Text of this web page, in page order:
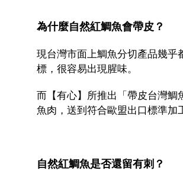
為什麼自然紅鯛魚會帶皮？
現台灣市面上鯛魚分切產品幾乎
標，很容易出現腥味。
而【有心】所推出「帶皮台灣鯛
魚肉，送到符合歐盟出口標準加
自然紅鯛魚是否還留有刺？